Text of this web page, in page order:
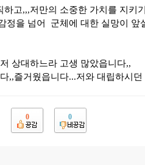
하고,,,저만의 소중한 가치를 지키
정을 넘어 군체에 대한 실망이 앞
상대하느라 고생 많았읍니다,,
,,즐거웠읍니다...저와 대립하시
0 0